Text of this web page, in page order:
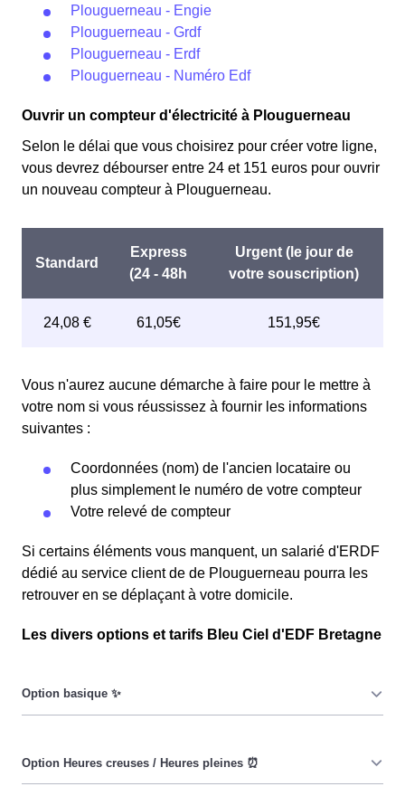
Plouguerneau - Engie
Plouguerneau - Grdf
Plouguerneau - Erdf
Plouguerneau - Numéro Edf
Ouvrir un compteur d'électricité à Plouguerneau
Selon le délai que vous choisirez pour créer votre ligne,
vous devrez débourser entre 24 et 151 euros pour ouvrir
un nouveau compteur à Plouguerneau.
Vous n'aurez aucune démarche à faire pour le mettre à
votre nom si vous réussissez à fournir les informations
suivantes :
Coordonnées (nom) de l'ancien locataire ou
plus simplement le numéro de votre compteur
Votre relevé de compteur
Si certains éléments vous manquent, un salarié d'ERDF
dédié au service client de de Plouguerneau pourra les
retrouver en se déplaçant à votre domicile.
Les divers options et tarifs Bleu Ciel d'EDF Bretagne
date, ni de l'heure, que ce soit en à Plouguerneau ou
ailleurs. 💡